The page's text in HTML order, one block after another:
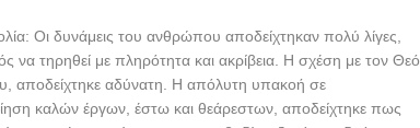
Οι δυνάμεις του ανθρώπου αποδείχτηκαν πολύ λίγες,
να τηρηθεί με πληρότητα και ακρίβεια. Η σχέση με τον Θεό,
αποδείχτηκε αδύνατη. Η απόλυτη υπακοή σε
καλών έργων, έστω και θεάρεστων, αποδείχτηκε πως